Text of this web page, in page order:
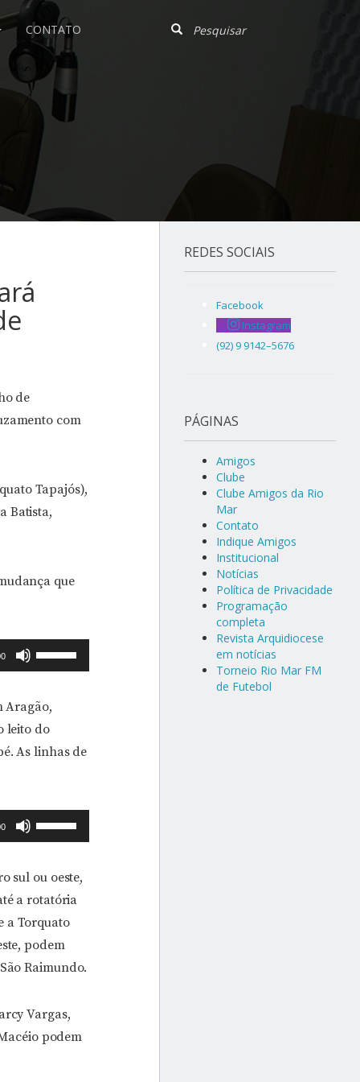
CONTATO
de
com
Tapajós),
Batista,
que
Use
as
para
baixo
para
ou
diminuir
o
volume.
Aragão,
leito do
As linhas de
Use
as
ou
aumentar
ou
sul ou oeste,
a rotatória
a Torquato
podem
Raimundo.
Vargas,
podem
REDES SOCIAIS
Facebook
Instagram
(92) 9 9142–5676
PÁGINAS
Amigos
Clube
Clube Amigos da Rio
Mar
Contato
Indique Amigos
Institucional
Notícias
Política de Privacidade
Programação
completa
Revista Arquidiocese
em notícias
Torneio Rio Mar FM
de Futebol